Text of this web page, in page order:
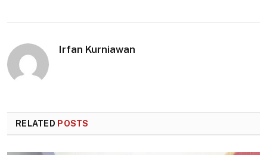
Irfan Kurniawan
RELATED POSTS